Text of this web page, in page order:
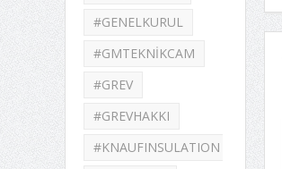
#GENELKURUL
#GMTEKNİKCAM
#GREV
#GREVHAKKI
#KNAUFINSULATION